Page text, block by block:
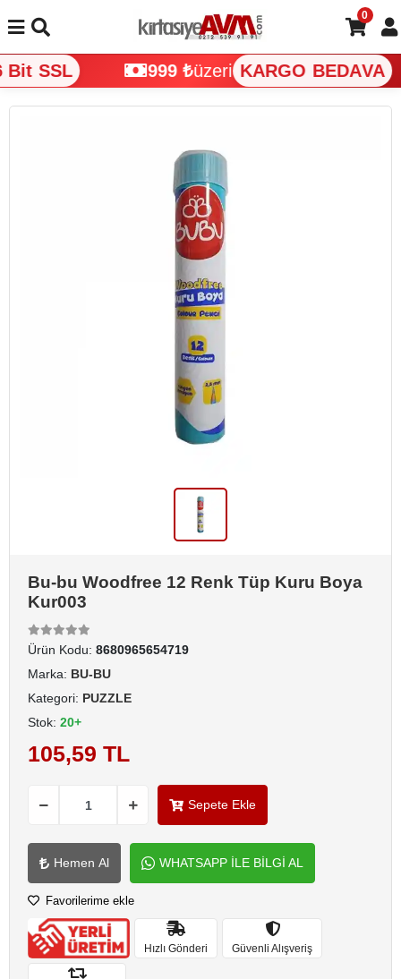
SSL 999 ₺ üzeri KARGO BEDAVA
0
Bu-bu Woodfree 12 Renk Tüp Kuru Boya
Kur003
Ürün Kodu: 8680965654719
Marka: BU-BU
Kategori: PUZZLE
Stok: 20+
105,59 TL
Sepete Ekle
Hemen Al WHATSAPP İLE BİLGİ AL
Favorilerime ekle
Hızlı Gönderi Güvenli Alışveriş